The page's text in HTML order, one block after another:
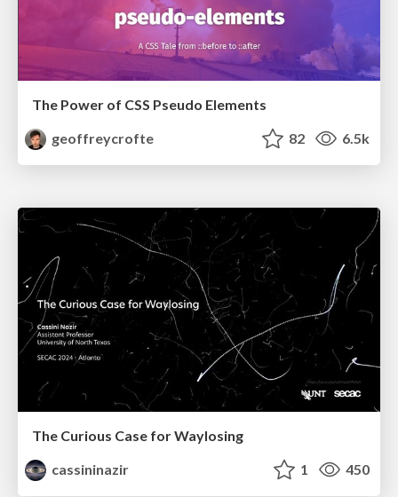
The Power of CSS Pseudo Elements
geoffreycrofte
82 6.5k
The Curious Case for Waylosing
cassininazir
1 450